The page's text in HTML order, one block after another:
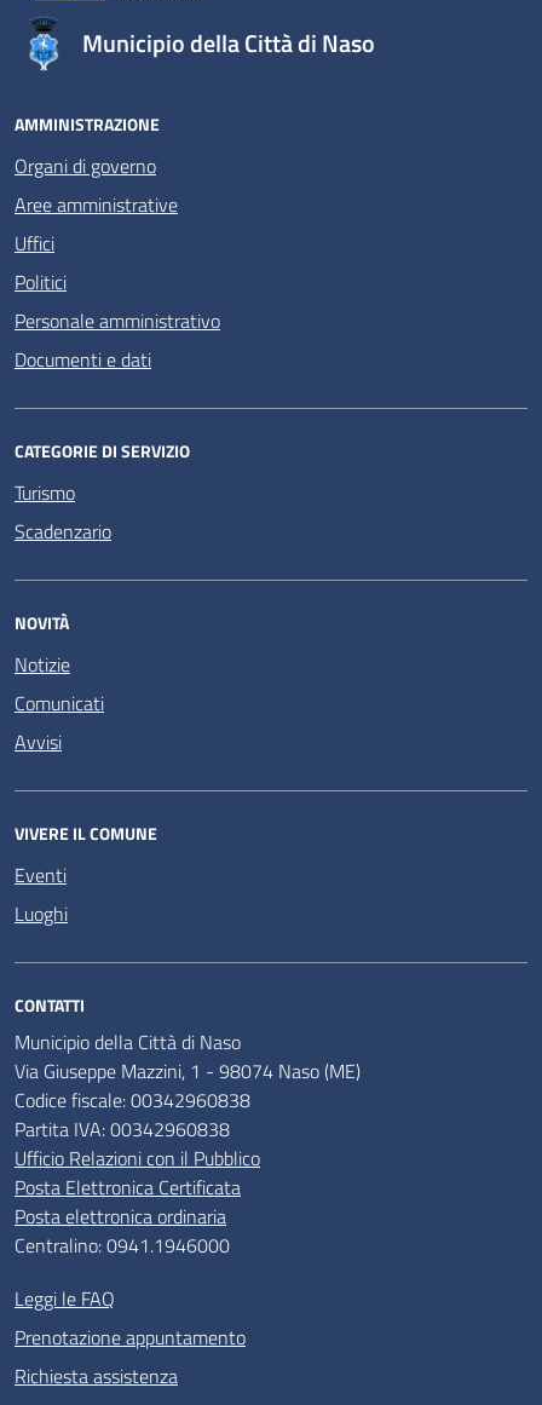
Municipio della Città di Naso
AMMINISTRAZIONE
Organi di governo
Aree amministrative
Uffici
Politici
Personale amministrativo
Documenti e dati
CATEGORIE DI SERVIZIO
Turismo
Scadenzario
NOVITÀ
Notizie
Comunicati
Avvisi
VIVERE IL COMUNE
Eventi
Luoghi
CONTATTI
Municipio della Città di Naso
Via Giuseppe Mazzini, 1 - 98074 Naso (ME)
Codice fiscale: 00342960838
Partita IVA: 00342960838
Ufficio Relazioni con il Pubblico
Posta Elettronica Certificata
Posta elettronica ordinaria
Centralino: 0941.1946000
Leggi le FAQ
Prenotazione appuntamento
Richiesta assistenza